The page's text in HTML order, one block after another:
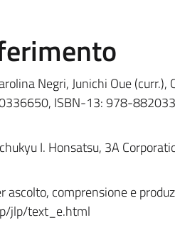
Negri, Junichi Oue (curr.),
ISBN-13:978-
I. Honsatsu, 3A
ascolto, comprensione e
jlp/text_e.html